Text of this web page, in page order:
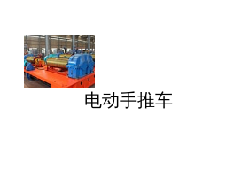
电动手推车